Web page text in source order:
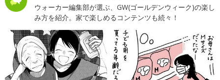
ウォーカー編集部が選ぶ、GW(ゴールデンウィーク)の楽し
み方を紹介。家で楽しめるコンテンツも続々！